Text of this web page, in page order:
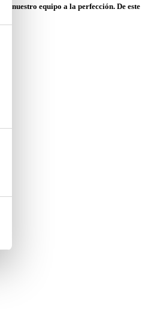
nuestro equipo a la perfección. De este